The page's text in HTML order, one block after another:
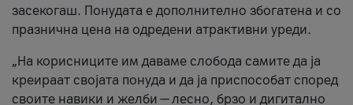
засекогаш. Понудата е дополнително збогатена и со
празнична цена на одредени атрактивни уреди.
„На корисниците им даваме слобода самите да ја
креираат својата понуда и да ја приспособат според
своите навики и желби — лесно, брзо и дигитално